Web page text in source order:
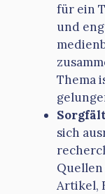
für ein
und
Thema
sich
Artikel,